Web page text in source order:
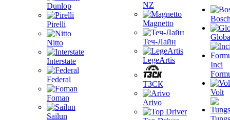
Dunlop
Pirelli
Nitto
Interstate
Federal
Foman
Sailun
NZ
Magnetto
Теч-Лайн
LegeArtis
ТЗСК
Arivo
Inci
Volt